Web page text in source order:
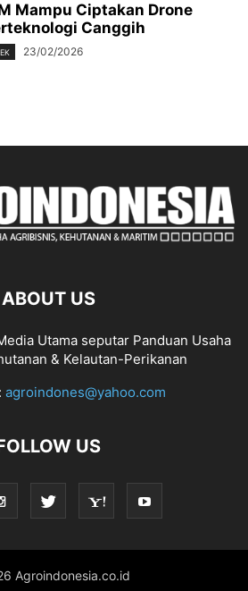
Mampu Ciptakan Drone
Canggih
23/02/2026
ABOUT US
Utama seputar Panduan Usaha
& Kelautan-Perikanan
agroindones@yahoo.com
US
Agroindonesia.co.id